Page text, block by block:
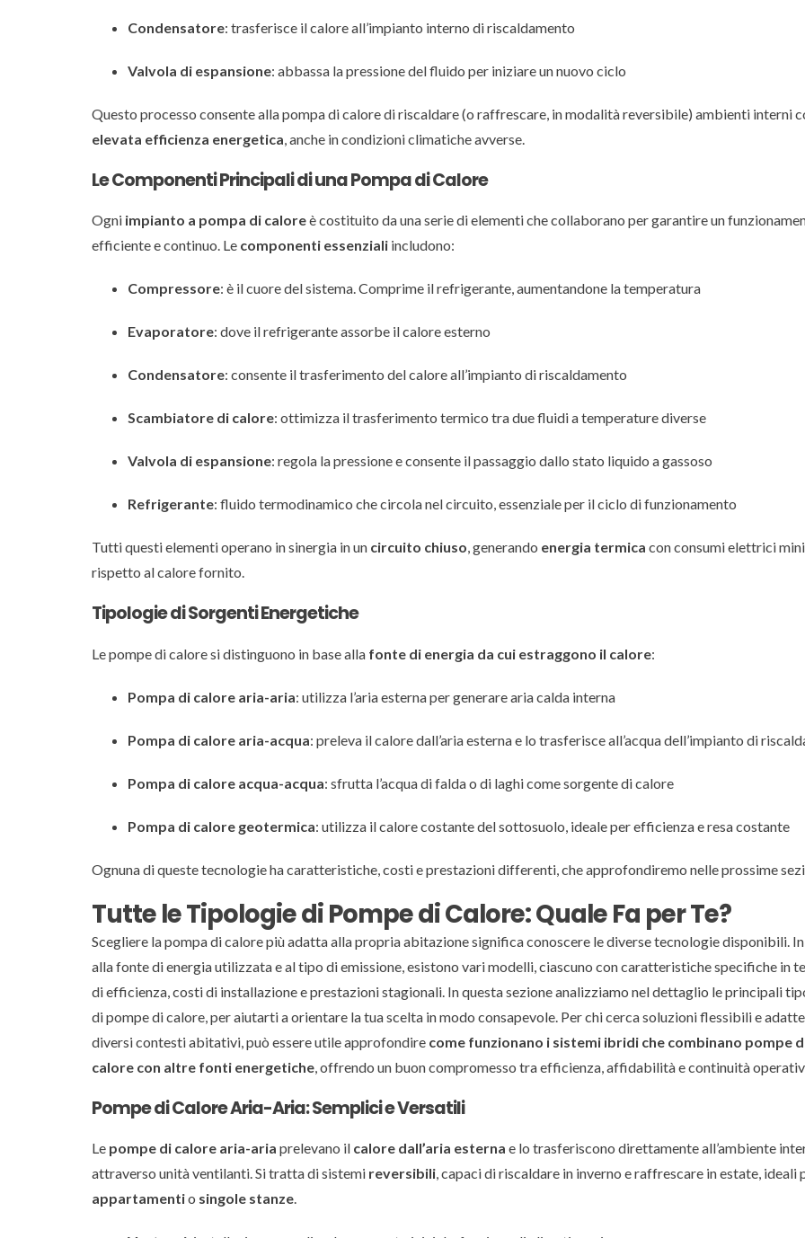
Condensatore: trasferisce il calore all’impianto interno di riscaldamento
Valvola di espansione: abbassa la pressione del fluido per iniziare un nuovo ciclo
Questo processo consente alla pompa di calore di riscaldare (o raffrescare, in modalità reversibile) ambienti interni
elevata efficienza energetica, anche in condizioni climatiche avverse.
Le Componenti Principali di una Pompa di Calore
Ogni impianto a pompa di caloreè costituito da una serie di elementi che collaborano per garantire un
efficiente e continuo. Le componenti essenzialiincludono:
Compressore: è il cuore del sistema. Comprime il refrigerante, aumentandone la temperatura
Evaporatore: dove il refrigerante assorbe il calore esterno
Condensatore: consente il trasferimento del calore all’impianto di riscaldamento
Scambiatore di calore: ottimizza il trasferimento termico tra due fluidi a temperature diverse
Valvola di espansione: regola la pressione e consente il passaggio dallo stato liquido a gassoso
Refrigerante: fluido termodinamico che circola nel circuito, essenziale per il ciclo di funzionamento
Tutti questi elementi operano in sinergia in un circuito chiuso, generando energia termica con consumi elettrici
rispetto al calore fornito.
Tipologie di Sorgenti Energetiche
Le pompe di calore si distinguono in base alla fonte di energia da cui estraggono il calore:
Pompa di calore aria-aria: utilizza l’aria esterna per generare aria calda interna
Pompa di calore aria-acqua: preleva il calore dall’aria esterna e lo trasferisce all’acqua dell’impianto di
Pompa di calore acqua-acqua: sfrutta l’acqua di falda o di laghi come sorgente di calore
Pompa di calore geotermica: utilizza il calore costante del sottosuolo, ideale per efficienza e resa costante
Ognuna di queste tecnologie ha caratteristiche, costi e prestazioni differenti, che approfondiremo nelle prossime
Tutte le Tipologie di Pompe di Calore: Quale Fa per Te?
Scegliere la pompa di calore più adatta alla propria abitazione significa conoscere le diverse tecnologie disponibili.
alla fonte di energia utilizzata e al tipo di emissione, esistono vari modelli, ciascuno con caratteristiche specifiche in
di efficienza, costi di installazione e prestazioni stagionali. In questa sezione analizziamo nel dettaglio le principali
di pompe di calore, per aiutarti a orientare la tua scelta in modo consapevole. Per chi cerca soluzioni flessibili e
diversi contesti abitativi, può essere utile approfondire come funzionano i sistemi ibridi che combinano pompe
calore con altre fonti energetiche, offrendo un buon compromesso tra efficienza, affidabilità e continuità
Pompe di Calore Aria-Aria: Semplici e Versatili
Le pompe di calore aria-aria prelevano il calore dall’aria esterna e lo trasferiscono direttamente all’ambiente
attraverso unità ventilanti. Si tratta di sistemi reversibili, capaci di riscaldare in inverno e raffrescare in estate, ideali
appartamentio singole stanze.